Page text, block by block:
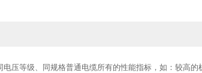
压等级、同规格普通电缆所有的性能指标，如：较高